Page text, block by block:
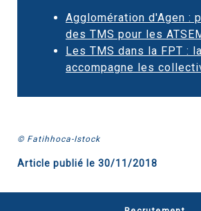
Agglomération d'Agen :
des TMS pour les
Les TMS dans la FPT :
accompagne les
© Fatihhoca-Istock
Article publié le 30/11/2018